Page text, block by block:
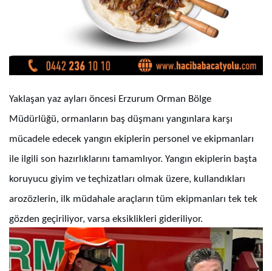
Yaklaşan yaz ayları öncesi Erzurum Orman Bölge
Müdürlüğü, ormanların baş düşmanı yangınlara karşı
mücadele edecek yangın ekiplerin personel ve ekipmanları
ile ilgili son hazırlıklarını tamamlıyor. Yangın ekiplerin başta
koruyucu giyim ve teçhizatları olmak üzere, kullandıkları
arozözlerin, ilk müdahale araçların tüm ekipmanları tek tek
gözden geçiriliyor, varsa eksiklikleri gideriliyor.